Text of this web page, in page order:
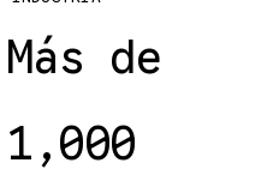
Más de
1,000